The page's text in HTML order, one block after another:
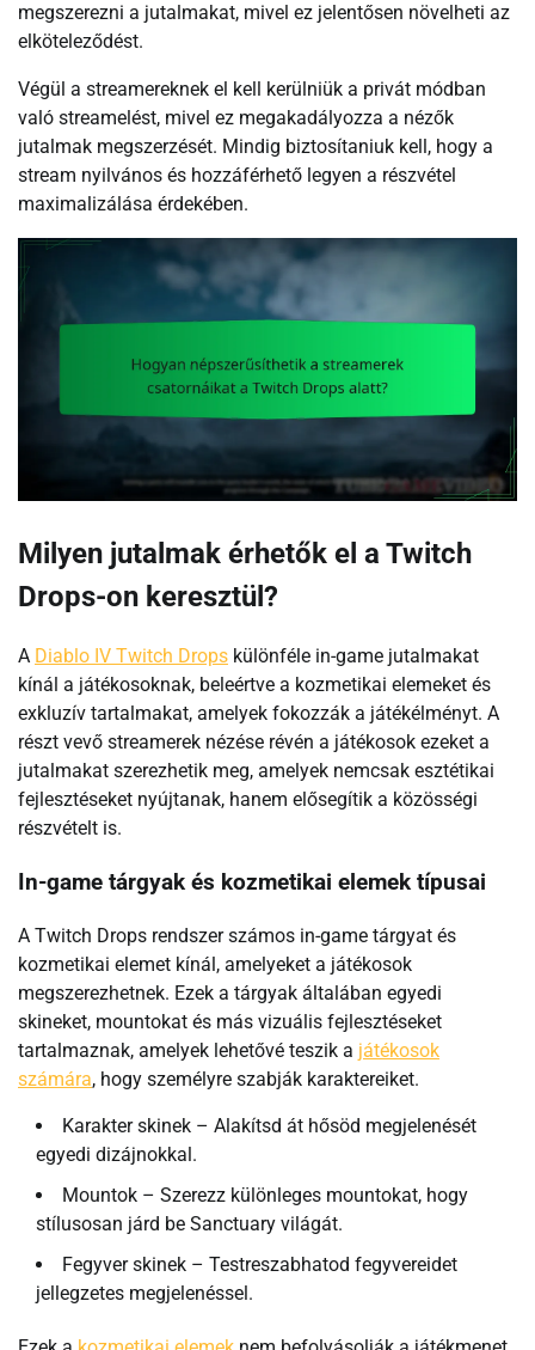
megszerezni a jutalmakat, mivel ez jelentősen növelheti az
elköteleződést.
Végül a streamereknek el kell kerülniük a privát módban
való streamelést, mivel ez megakadályozza a nézők
jutalmak megszerzését. Mindig biztosítaniuk kell, hogy a
stream nyilvános és hozzáférhető legyen a részvétel
maximalizálása érdekében.
Milyen jutalmak érhetők el a Twitch
Drops-on keresztül?
A Diablo IV Twitch Drops különféle in-game jutalmakat
kínál a játékosoknak, beleértve a kozmetikai elemeket és
exkluzív tartalmakat, amelyek fokozzák a játékélményt. A
részt vevő streamerek nézése révén a játékosok ezeket a
jutalmakat szerezhetik meg, amelyek nemcsak esztétikai
fejlesztéseket nyújtanak, hanem elősegítik a közösségi
részvételt is.
In-game tárgyak és kozmetikai elemek típusai
A Twitch Drops rendszer számos in-game tárgyat és
kozmetikai elemet kínál, amelyeket a játékosok
megszerezhetnek. Ezek a tárgyak általában egyedi
skineket, mountokat és más vizuális fejlesztéseket
tartalmaznak, amelyek lehetővé teszik a játékosok
számára, hogy személyre szabják karaktereiket.
Karakter skinek – Alakítsd át hősöd megjelenését
egyedi dizájnokkal.
Mountok – Szerezz különleges mountokat, hogy
stílusosan járd be Sanctuary világát.
Fegyver skinek – Testreszabhatod fegyvereidet
jellegzetes megjelenéssel.